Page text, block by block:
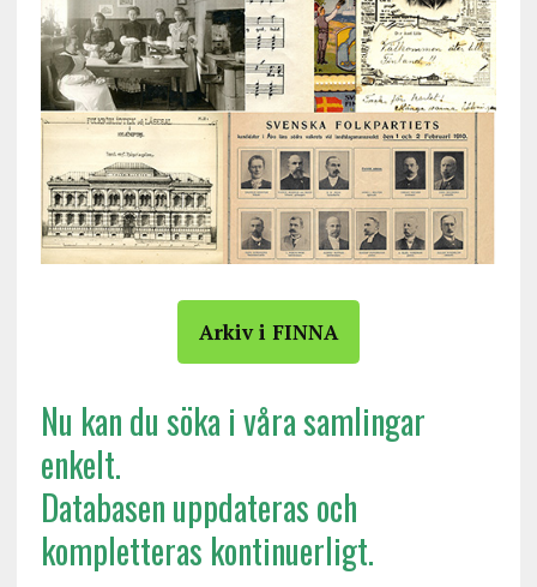
Arkiv i FINNA
Nu kan du söka i våra samlingar
enkelt.
Databasen uppdateras och
kompletteras kontinuerligt.